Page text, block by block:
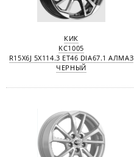
КИК
KC1005
R15X6J 5X114.3 ET46 DIA67.1 АЛМАЗ
ЧЕРНЫЙ